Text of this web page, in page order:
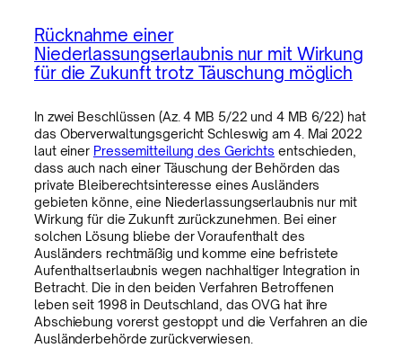
Rücknahme einer
Niederlassungserlaubnis nur mit Wirkung
für die Zukunft trotz Täuschung möglich
In zwei Beschlüssen (Az. 4 MB 5/22 und 4 MB 6/22) hat
das Oberverwaltungsgericht Schleswig am 4. Mai 2022
laut einer Pressemitteilung des Gerichts entschieden,
dass auch nach einer Täuschung der Behörden das
private Bleiberechtsinteresse eines Ausländers
gebieten könne, eine Niederlassungserlaubnis nur mit
Wirkung für die Zukunft zurückzunehmen. Bei einer
solchen Lösung bliebe der Voraufenthalt des
Ausländers rechtmäßig und komme eine befristete
Aufenthaltserlaubnis wegen nachhaltiger Integration in
Betracht. Die in den beiden Verfahren Betroffenen
leben seit 1998 in Deutschland, das OVG hat ihre
Abschiebung vorerst gestoppt und die Verfahren an die
Ausländerbehörde zurückverwiesen.